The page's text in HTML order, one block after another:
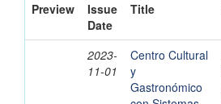
Preview
Issue
Date
Title
2023-
11-01
Centro Cultural
y
Gastronómico